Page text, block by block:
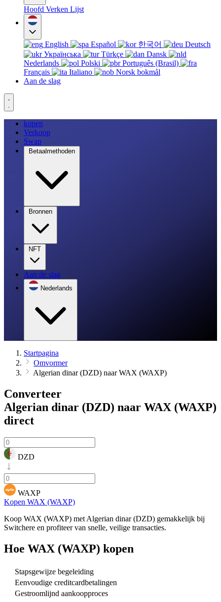
Hoofd Verken Lijst
English Español 한국어
Deutsch
Українська
Türkçe
Dansk
Nederlands
Polski
Português (Brasil)
Français
Italiano
Norsk bokmål
Aan de slag
kopen
Verkoop
Swap
Betaalmethoden
Bronnen
NFT
Aan de slag
Nederlands
Startpagina
Omvormer
Algerian dinar (DZD) naar WAX (WAXP)
Converteer
Algerian dinar (DZD) naar WAX (WAXP)
direct
DZD
WAXP
Kopen WAX (WAXP)
Koop WAX (WAXP) met Algerian dinar (DZD) gemakkelijk bij
Switchere en profiteer van snelle, veilige transacties.
Hoe WAX (WAXP) kopen
Stapsgewijze begeleiding
Eenvoudige creditcardbetalingen
Gestroomlijnd aankoopproces